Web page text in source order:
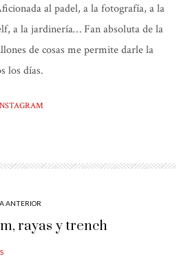
al padel, a la fotografía, a la
a la jardinería… Fan absoluta de la
de cosas me permite darle la
los días.
ANTERIOR
rayas y trench